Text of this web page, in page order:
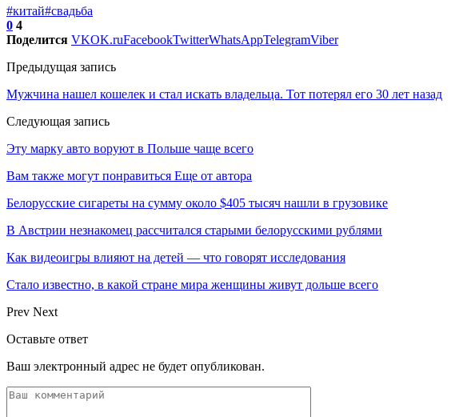
#китай#свадьба
0 4
Поделится VKOK.ruFacebookTwitterWhatsAppTelegramViber
Предыдущая запись
Мужчина нашел кошелек и стал искать владельца. Тот потерял его 30 лет назад
Следующая запись
Эту марку авто воруют в Польше чаще всего
Вам также могут понравиться Еще от автора
Белорусские сигареты на сумму около $405 тысяч нашли в грузовике
В Австрии незнакомец рассчитался старыми белорусскими рублями
Как видеоигры влияют на детей — что говорят исследования
Стало известно, в какой стране мира женщины живут дольше всего
Prev Next
Оставьте ответ
Ваш электронный адрес не будет опубликован.